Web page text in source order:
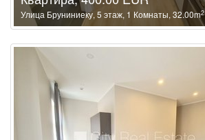
Улица Бруниниеку, 5 этаж, 1 Комнаты, 32.00m2